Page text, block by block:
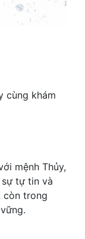
cùng khám
mệnh Thủy,
tự tin và
còn trong